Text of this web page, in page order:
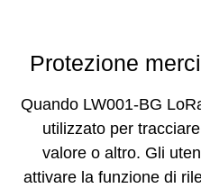
Protezione
Quando LW001-BG
utilizzato per
valore o altro. Gli
attivare la funzione di